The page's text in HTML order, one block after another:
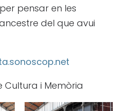
pensar en les
del que avui
Cultura i Memòria